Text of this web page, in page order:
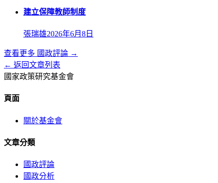
建立保障教師制度
張瑞雄2026年6月8日
查看更多 國政評論 →
← 返回文章列表
國家政策研究基金會
頁面
關於基金會
文章分類
國政評論
國政分析